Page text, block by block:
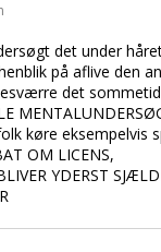
det under
på aflive den
det
køre eksempelvis
OM LICENS,
YDERST